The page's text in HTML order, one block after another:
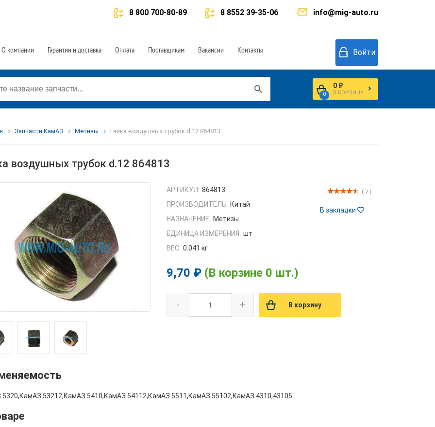
info@mig-auto.ru
8 8552 39-35-06
8 800 700-80-89
О компании Гарантии и доставка Оплата Поставщикам Вакансии Контакты Войти
0
0 ₽
В КОРЗИНУ
Запчасти КамАЗ Метизы Гайка воздушных трубок d.12 864813
воздушных трубок d.12 864813
( 7 )
В закладки
АРТИКУЛ: 864813
ПРОИЗВОДИТЕЛЬ: Китай
НАЗНАЧЕНИЕ: Метизы
ЕДИНИЦА ИЗМЕРЕНИЯ: шт
ВЕС: 0.041 кг
9,70 ₽ (В корзине 0 шт.)
- + В корзину
53212,КамАЗ 5410,КамАЗ 54112,КамАЗ 5511,КамАЗ 55102,КамАЗ 4310,43105